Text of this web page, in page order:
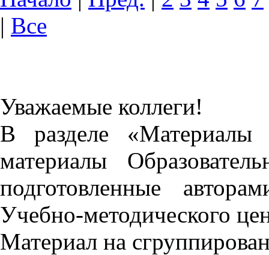
| Все
Уважаемые коллеги!
В разделе «Материалы
материалы
подготовленные
Учебно-методического
Материал на